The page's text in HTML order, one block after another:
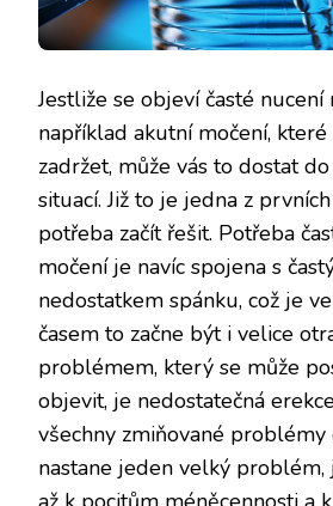
Jestliže se objeví časté
například akutní močení,
zadržet, může vás to dostat
situací. Již to je jedna z
potřeba začít řešit. Potřeba
močení je navíc spojena s
nedostatkem spánku, což je
časem to začne být i velice
problémem, který se může
objevit, je nedostatečná
všechny zmiňované problémy
nastane jeden velký problém,